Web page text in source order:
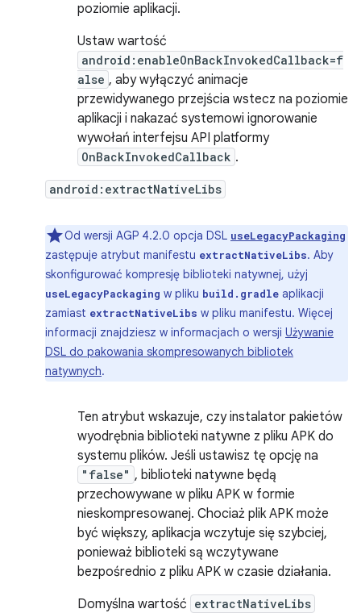
poziomie aplikacji.
Ustaw wartość
android:enableOnBackInvokedCallback=f
alse , aby wyłączyć animacje
przewidywanego przejścia wstecz na poziomie
aplikacji i nakazać systemowi ignorowanie
wywołań interfejsu API platformy
OnBackInvokedCallback .
android:extractNativeLibs
Od wersji AGP 4.2.0 opcja DSL useLegacyPackaging
zastępuje atrybut manifestu extractNativeLibs. Aby
skonfigurować kompresję biblioteki natywnej, użyj
useLegacyPackaging w pliku build.gradle aplikacji
zamiast extractNativeLibs w pliku manifestu. Więcej
informacji znajdziesz w informacjach o wersji Używanie
DSL do pakowania skompresowanych bibliotek
natywnych.
Ten atrybut wskazuje, czy instalator pakietów
wyodrębnia biblioteki natywne z pliku APK do
systemu plików. Jeśli ustawisz tę opcję na
"false" , biblioteki natywne będą
przechowywane w pliku APK w formie
nieskompresowanej. Chociaż plik APK może
być większy, aplikacja wczytuje się szybciej,
ponieważ biblioteki są wczytywane
bezpośrednio z pliku APK w czasie działania.
Domyślna wartość extractNativeLibs